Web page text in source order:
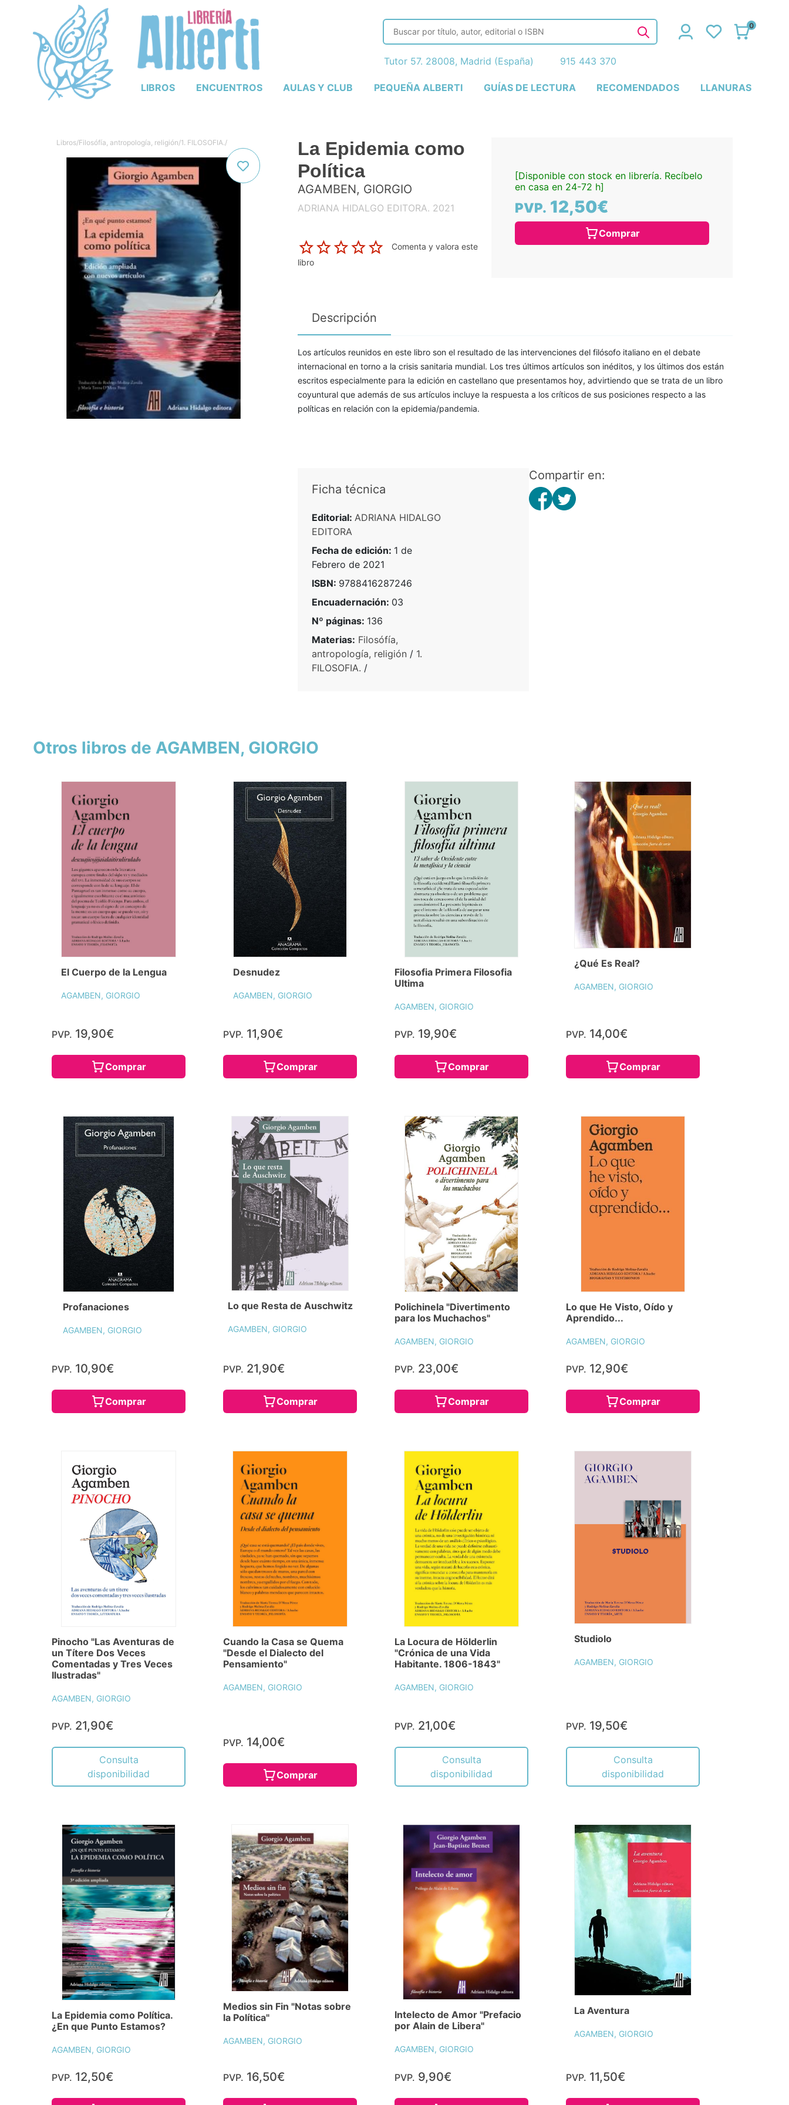
LIBROS ENCUENTROS AULAS Y CLUB PEQUEÑA ALBERTI GUÍAS DE LECTURA RECOMENDADOS LLANURAS
0
Tutor 57. 28008, Madrid (España) 915 443 370
Libros/Filosófía, antropología, religión/1. FILOSOFIA./
La Epidemia como
Política
AGAMBEN, GIORGIO
ADRIANA HIDALGO EDITORA. 2021
Comenta y valora este
libro
[Disponible con stock en librería. Recíbelo
en casa en 24-72 h]
PVP. 12,50€
Comprar
Descripción
Los artículos reunidos en este libro son el resultado de las intervenciones del filósofo italiano en el debate
internacional en torno a la crisis sanitaria mundial. Los tres últimos artículos son inéditos, y los últimos dos están
escritos especialmente para la edición en castellano que presentamos hoy, advirtiendo que se trata de un libro
coyuntural que además de sus artículos incluye la respuesta a los críticos de sus posiciones respecto a las
políticas en relación con la epidemia/pandemia.
Ficha técnica
Editorial: ADRIANA HIDALGO
EDITORA
Fecha de edición: 1 de
Febrero de 2021
ISBN: 9788416287246
Encuadernación: 03
Nº páginas: 136
Materias: Filosófía,
antropología, religión / 1.
FILOSOFIA. /
Compartir en:
Otros libros de AGAMBEN, GIORGIO
El Cuerpo de la Lengua
AGAMBEN, GIORGIO
PVP. 19,90€
Comprar
Desnudez
AGAMBEN, GIORGIO
PVP. 11,90€
Comprar
Filosofia Primera Filosofia
Ultima
AGAMBEN, GIORGIO
PVP. 19,90€
Comprar
¿Qué Es Real?
AGAMBEN, GIORGIO
PVP. 14,00€
Comprar
Profanaciones
AGAMBEN, GIORGIO
PVP. 10,90€
Comprar
Lo que Resta de Auschwitz
AGAMBEN, GIORGIO
PVP. 21,90€
Comprar
Polichinela "Divertimento
para los Muchachos"
AGAMBEN, GIORGIO
PVP. 23,00€
Comprar
Lo que He Visto, Oído y
Aprendido...
AGAMBEN, GIORGIO
PVP. 12,90€
Comprar
Pinocho "Las Aventuras de
un Títere Dos Veces
Comentadas y Tres Veces
Ilustradas"
AGAMBEN, GIORGIO
PVP. 21,90€
Consulta
disponibilidad
Cuando la Casa se Quema
"Desde el Dialecto del
Pensamiento"
AGAMBEN, GIORGIO
PVP. 14,00€
Comprar
La Locura de Hölderlin
"Crónica de una Vida
Habitante. 1806-1843"
AGAMBEN, GIORGIO
PVP. 21,00€
Consulta
disponibilidad
Studiolo
AGAMBEN, GIORGIO
PVP. 19,50€
Consulta
disponibilidad
La Epidemia como Política.
¿En que Punto Estamos?
AGAMBEN, GIORGIO
PVP. 12,50€
Medios sin Fin "Notas sobre
la Política"
AGAMBEN, GIORGIO
PVP. 16,50€
Intelecto de Amor "Prefacio
por Alain de Libera"
AGAMBEN, GIORGIO
PVP. 9,90€
La Aventura
AGAMBEN, GIORGIO
PVP. 11,50€